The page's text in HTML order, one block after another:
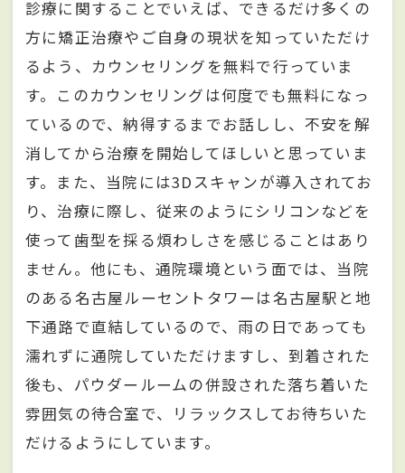
診療に関することでいえば、できるだけ多くの
方に矯正治療やご自身の現状を知っていただけ
るよう、カウンセリングを無料で行っていま
す。このカウンセリングは何度でも無料になっ
ているので、納得するまでお話しし、不安を解
消してから治療を開始してほしいと思っていま
す。また、当院には3Dスキャンが導入されてお
り、治療に際し、従来のようにシリコンなどを
使って歯型を採る煩わしさを感じることはあり
ません。他にも、通院環境という面では、当院
のある名古屋ルーセントタワーは名古屋駅と地
下通路で直結しているので、雨の日であっても
濡れずに通院していただけますし、到着された
後も、パウダールームの併設された落ち着いた
雰囲気の待合室で、リラックスしてお待ちいた
だけるようにしています。